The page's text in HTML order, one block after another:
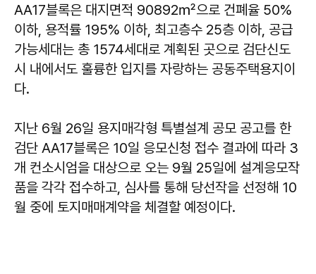
AA17블록은 대지면적 90892㎡으로 건폐율 50%
이하, 용적률 195% 이하, 최고층수 25층 이하, 공급
가능세대는 총 1574세대로 계획된 곳으로 검단신도
시 내에서도 훌륭한 입지를 자랑하는 공동주택용지이
다.
지난 6월 26일 용지매각형 특별설계 공모 공고를 한
검단 AA17블록은 10일 응모신청 접수 결과에 따라 3
개 컨소시엄을 대상으로 오는 9월 25일에 설계응모작
품을 각각 접수하고, 심사를 통해 당선작을 선정해 10
월 중에 토지매매계약을 체결할 예정이다.